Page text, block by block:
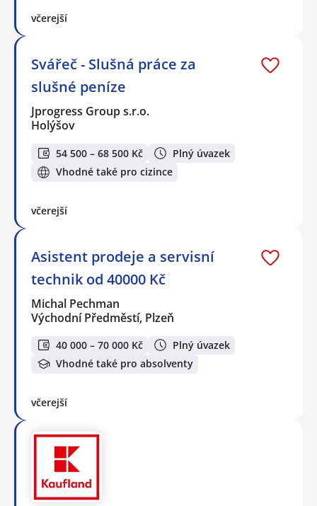
včerejší
Svářeč - Slušná práce za
slušné peníze
Jprogress Group s.r.o.
Holýšov
54 500 – 68 500 Kč
Plný úvazek
Vhodné také pro cizince
včerejší
Asistent prodeje a servisní
technik od 40000 Kč
Michal Pechman
Východní Předměstí, Plzeň
40 000 – 70 000 Kč
Plný úvazek
Vhodné také pro absolventy
včerejší